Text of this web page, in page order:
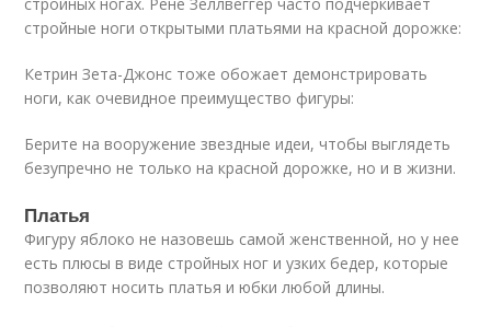
стройные ноги открытыми платьями на красной дорожке:
Кетрин Зета-Джонс тоже обожает демонстрировать
ноги, как очевидное преимущество фигуры:
Берите на вооружение звездные идеи, чтобы выглядеть
безупречно не только на красной дорожке, но и в жизни.
Платья
Фигуру яблоко не назовешь самой женственной, но у нее
есть плюсы в виде стройных ног и узких бедер, которые
позволяют носить платья и юбки любой длины.